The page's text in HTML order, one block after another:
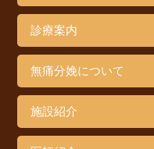
診療案内
無痛分娩について
施設紹介